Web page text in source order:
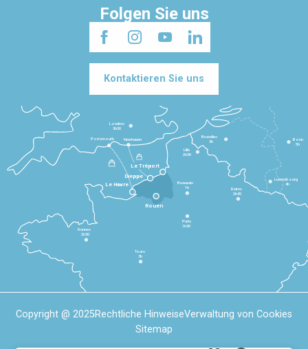
Folgen Sie uns
Kontaktieren Sie uns
Le Havre
Dieppe
Le Tréport
Rennes
2h30
Tours
3h
Paris
1h30
Beauvais
1h
Reims
2h45
Lille
2h30
Bruxelles
3h
Londres
3h30
Newhaven
Portsmouth
Bonn
5h
Luxembourg
4h
Rouen
Copyright @ 2025Rechtliche HinweiseVerwaltung von Cookies
Sitemap